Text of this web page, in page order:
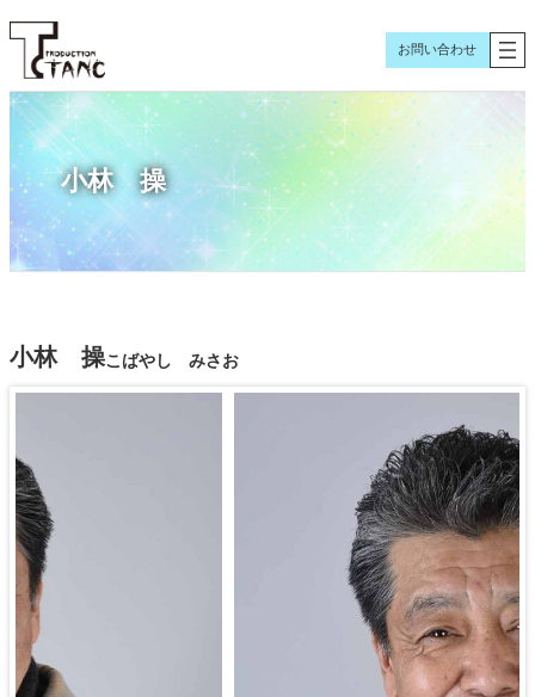
内
を
ス
ッ
プ
お問い合わせ
小林 操
小林 操こばやし みさお